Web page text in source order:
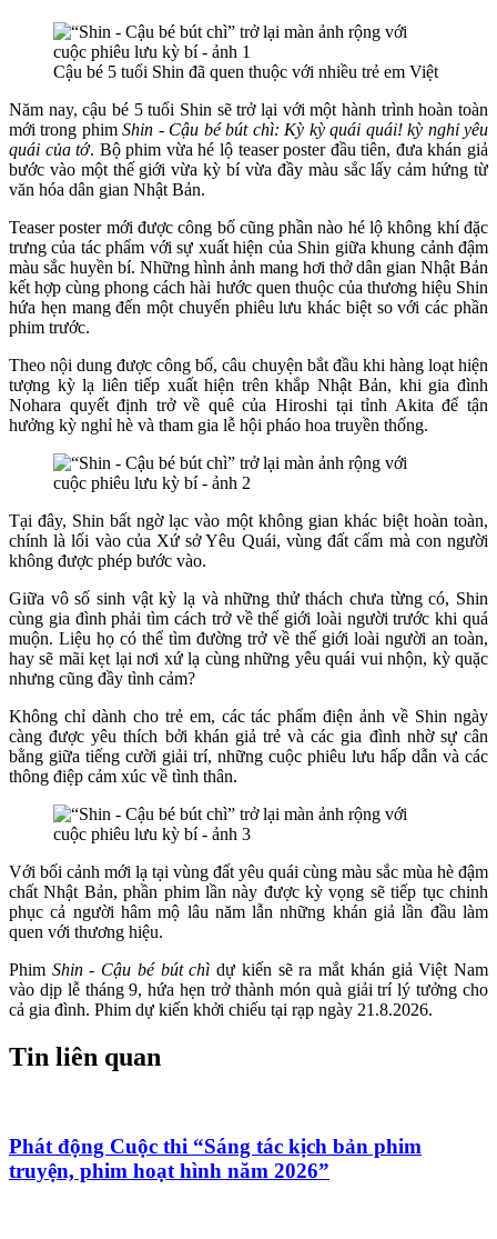
Cậu bé 5 tuổi Shin đã quen thuộc với nhiều trẻ em Việt
Năm nay, cậu bé 5 tuổi Shin sẽ trở lại với một hành trình hoàn toàn
mới trong phimShin - Cậu bé bút chì: Kỳ kỳ quái quái! kỳ nghỉ yêu
quái của tớ. Bộ phim vừa hé lộ teaser poster đầu tiên, đưa khán giả
bước vào một thế giới vừa kỳ bí vừa đầy màu sắc lấy cảm hứng từ
văn hóa dân gian Nhật Bản.
Teaser poster mới được công bố cũng phần nào hé lộ không khí đặc
trưng của tác phẩm với sự xuất hiện của Shin giữa khung cảnh đậm
màu sắc huyền bí. Những hình ảnh mang hơi thở dân gian Nhật Bản
kết hợp cùng phong cách hài hước quen thuộc của thương hiệu Shin
hứa hẹn mang đến một chuyến phiêu lưu khác biệt so với các phần
phim trước.
Theo nội dung được công bố, câu chuyện bắt đầu khi hàng loạt hiện
tượng kỳ lạ liên tiếp xuất hiện trên khắp Nhật Bản, khi gia đình
Nohara quyết định trở về quê của Hiroshi tại tỉnh Akita để tận
hưởng kỳ nghỉ hè và tham gia lễ hội pháo hoa truyền thống.
Tại đây, Shin bất ngờ lạc vào một không gian khác biệt hoàn toàn,
chính là lối vào của Xứ sở Yêu Quái, vùng đất cấm mà con người
không được phép bước vào.
Giữa vô số sinh vật kỳ lạ và những thử thách chưa từng có, Shin
cùng gia đình phải tìm cách trở về thế giới loài người trước khi quá
muộn. Liệu họ có thể tìm đường trở về thế giới loài người an toàn,
hay sẽ mãi kẹt lại nơi xứ lạ cùng những yêu quái vui nhộn, kỳ quặc
nhưng cũng đầy tình cảm?
Không chỉ dành cho trẻ em, các tác phẩm điện ảnh về Shin ngày
càng được yêu thích bởi khán giả trẻ và các gia đình nhờ sự cân
bằng giữa tiếng cười giải trí, những cuộc phiêu lưu hấp dẫn và các
thông điệp cảm xúc về tình thân.
Với bối cảnh mới lạ tại vùng đất yêu quái cùng màu sắc mùa hè đậm
chất Nhật Bản, phần phim lần này được kỳ vọng sẽ tiếp tục chinh
phục cả người hâm mộ lâu năm lẫn những khán giả lần đầu làm
quen với thương hiệu.
Phim Shin- Cậu bé bút chì dự kiến sẽ ra mắt khán giả Việt Nam
vào dịp lễ tháng 9, hứa hẹn trở thành món quà giải trí lý tưởng cho
cả gia đình. Phim dự kiến khởi chiếu tại rạp ngày 21.8.2026.
Tin liên quan
Phát động Cuộc thi “Sáng tác kịch bản phim
truyện, phim hoạt hình năm 2026”